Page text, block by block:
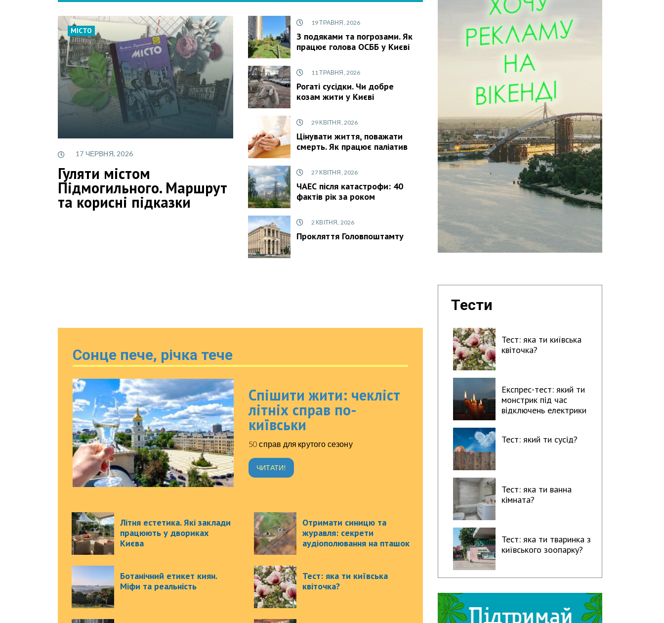
МІСТО
17 ЧЕРВНЯ, 2026
Гуляти містом
Підмогильного. Маршрут
та корисні підказки
19 ТРАВНЯ, 2026
З подяками та погрозами. Як
працює голова ОСББ у Києві
11 ТРАВНЯ, 2026
Рогаті сусідки. Чи добре
козам жити у Києві
29 КВІТНЯ, 2026
Цінувати життя, поважати
смерть. Як працює паліатив
27 КВІТНЯ, 2026
ЧАЕС після катастрофи: 40
фактів рік за роком
2 КВІТНЯ, 2026
Прокляття Головпоштамту
Сонце пече, річка тече
Спішити жити: чекліст
літніх справ по-
київськи
50 справ для крутого сезону
ЧИТАТИ!
Літня естетика. Які заклади
працюють у двориках
Києва
Отримати синицю та
журавля: секрети
аудіополювання на пташок
Ботанічний етикет киян.
Міфи та реальність
Тест: яка ти київська
квіточка?
Тести
Тест: яка ти київська
квіточка?
Експрес-тест: який ти
монстрик під час
відключень електрики
Тест: який ти сусід?
Тест: яка ти ванна
кімната?
Тест: яка ти тваринка з
київського зоопарку?